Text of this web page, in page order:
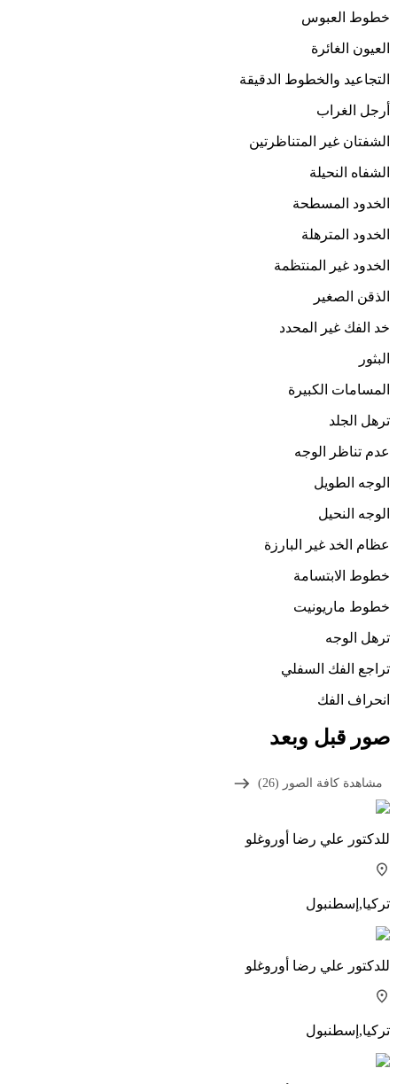
خطوط العبوس
العيون الغائرة
التجاعيد والخطوط الدقيقة
أرجل الغراب
الشفتان غير المتناظرتين
الشفاه النحيلة
الخدود المسطحة
الخدود المترهلة
الخدود غير المنتظمة
الذقن الصغير
خد الفك غير المحدد
البثور
المسامات الكبيرة
ترهل الجلد
عدم تناظر الوجه
الوجه الطويل
الوجه النحيل
عظام الخد غير البارزة
خطوط الابتسامة
خطوط ماريونيت
ترهل الوجه
تراجع الفك السفلي
انحراف الفك
صور قبل وبعد
مشاهدة كافة الصور (26)
للدكتور علي رضا أوروغلو
تركيا, إسطنبول
للدكتور علي رضا أوروغلو
تركيا, إسطنبول